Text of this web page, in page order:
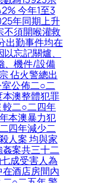
今年1至3
年同期上升
不須開喉灌救
出勤事件均在
忘記關爐、
、機件/設備
佔火警總出
公佈二○二
澳整體犯罪
較二○二四年
本澳暴力犯
四年減少二
人案 均與家
案共三十二
成受害人為
酒店房間內